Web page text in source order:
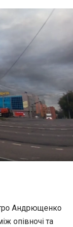
Андрющенко
опівночі та